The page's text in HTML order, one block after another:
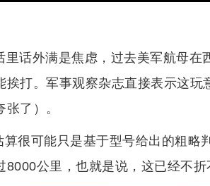
话外满是焦虑，过去美军航母在
打。军事观察杂志直接表示这玩
了）。
很可能只是基于型号给出的粗略
公里，也就是说，这已经不折